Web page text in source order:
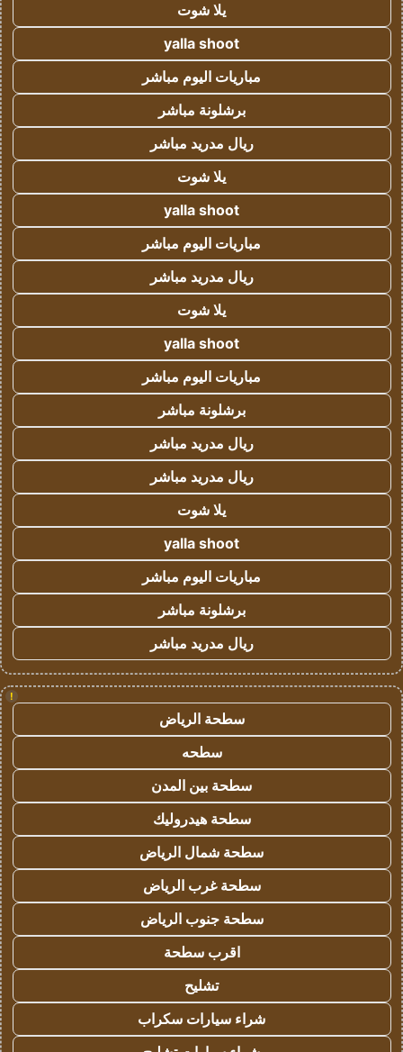
يلا شوت
yalla shoot
مباريات اليوم مباشر
برشلونة مباشر
ريال مدريد مباشر
يلا شوت
yalla shoot
مباريات اليوم مباشر
ريال مدريد مباشر
يلا شوت
yalla shoot
مباريات اليوم مباشر
برشلونة مباشر
ريال مدريد مباشر
ريال مدريد مباشر
يلا شوت
yalla shoot
مباريات اليوم مباشر
برشلونة مباشر
ريال مدريد مباشر
!
سطحة الرياض
سطحه
سطحة بين المدن
سطحة هيدروليك
سطحة شمال الرياض
سطحة غرب الرياض
سطحة جنوب الرياض
اقرب سطحة
تشليح
شراء سيارات سكراب